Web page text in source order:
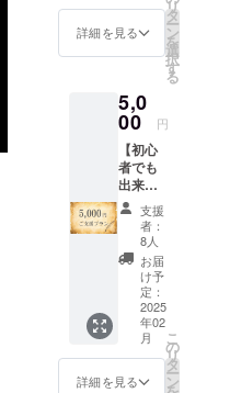
うが想
いを込
めたビ
デオレ
を、お
一人お
一人に
配信さ
せてい
ただき
ます。
プロ
ジェク
トペー
ジ「活
動報
告」欄
にて、
活動状
況も
アップ
詳細を見る
リ
タ
ー
ン
を
選
択
す
る
5,0
00 円
【初心
者でも
出来る
バルー
ンアー
ト教室
にご招
待（オ
ンライ
ン）】
・お礼
のお手
紙 オン
ライン
支援
者：
8人
お届
け予
定：
2025
年02
月
詳細を見る
こ
の
リ
タ
ー
ン